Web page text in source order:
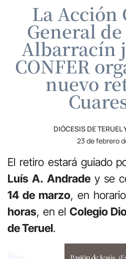
La Acción
General
Albarracín
CONFER
nuevo
DIÓCESIS DE TERUEL
23 de febrero
El retiro estará guiado
Luís A. Andradey se
14 de marzo, en
horas, en el Colegio
de Teruel.